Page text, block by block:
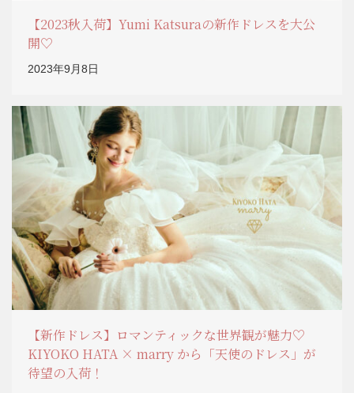
【2023秋入荷】Yumi Katsuraの新作ドレスを大公
開♡
2023年9月8日
【新作ドレス】ロマンティックな世界観が魅力♡
KIYOKO HATA × marry から「天使のドレス」が
待望の入荷！